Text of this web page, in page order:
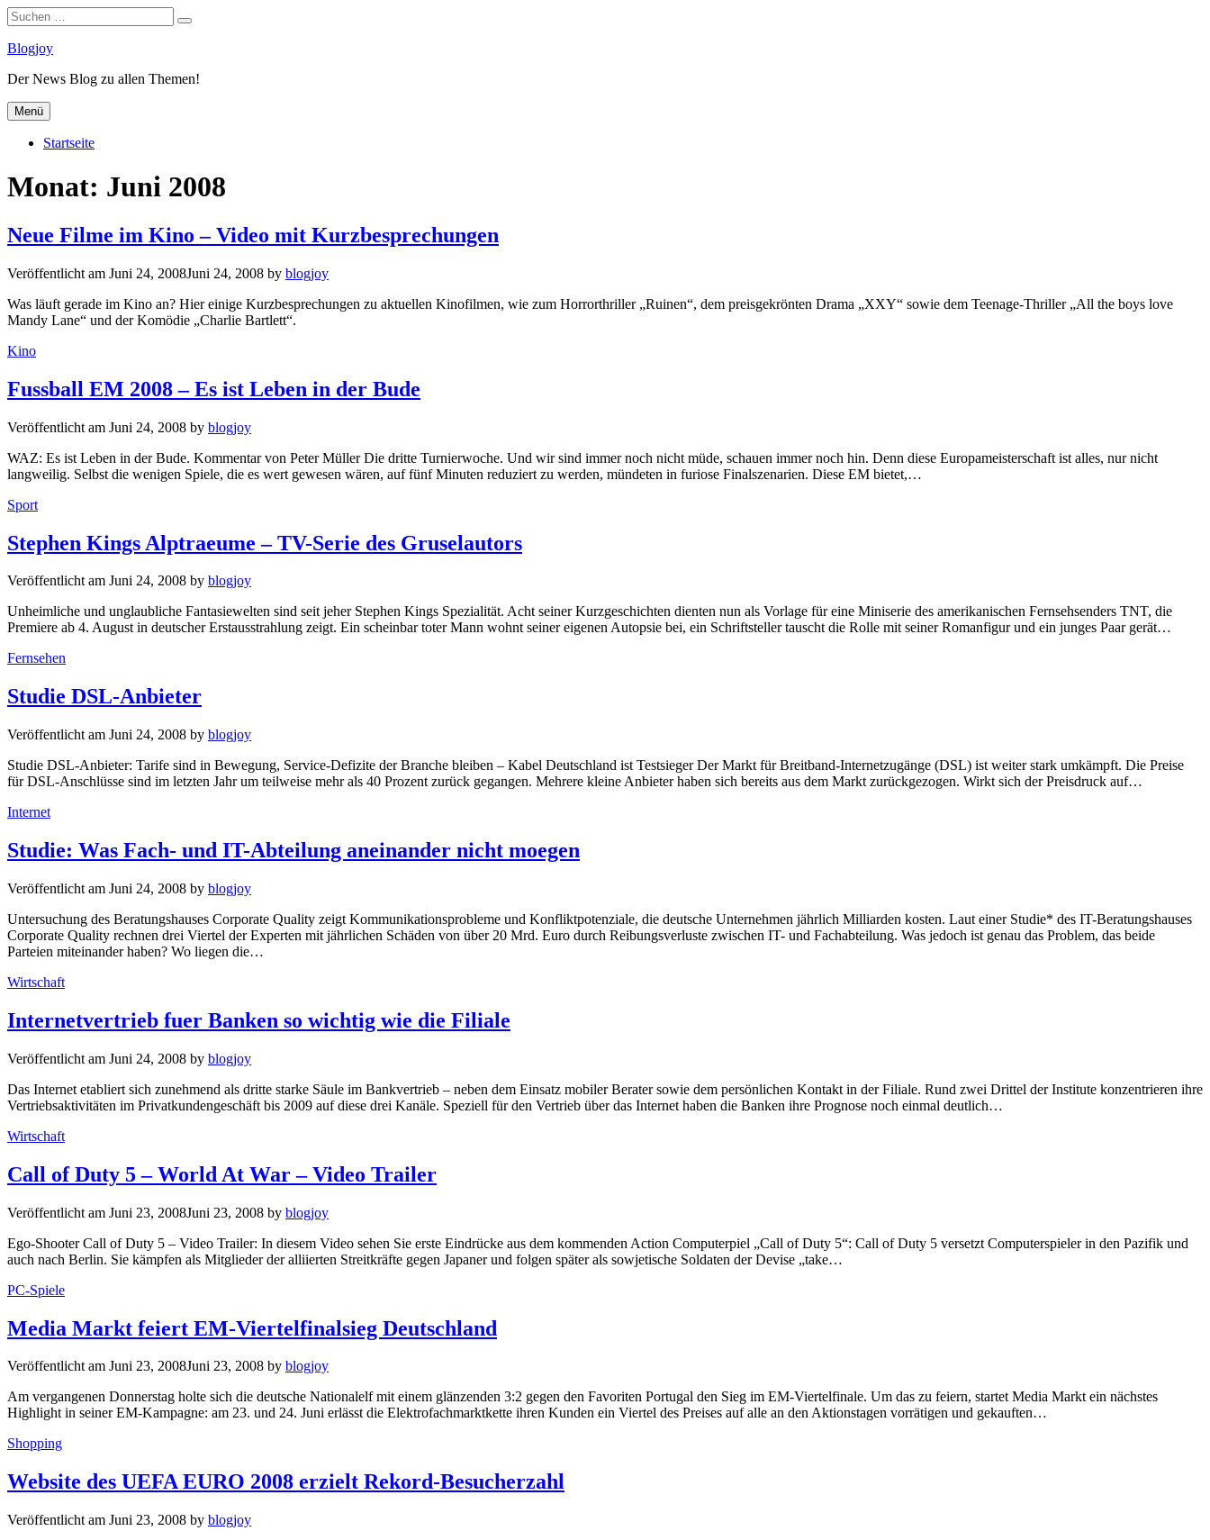
Suchen
nach:
Suchen
Zum
springen
Blogjoy
Der News Blog zu allen Themen!
Menü
Startseite
Monat: Juni 2008
Neue Filme im Kino – Video mit Kurzbesprechungen
Veröffentlicht am Juni 24, 2008Juni 24, 2008 by blogjoy
Was läuft gerade im Kino an? Hier einige Kurzbesprechungen zu aktuellen Kinofilmen, wie zum Horrorthriller „Ruinen“, dem preisgekrönten Drama „XXY“ sowie dem Teenage-Thriller „All the boys love
Mandy Lane“ und der Komödie „Charlie Bartlett“.
Kategorien
Kino
Fussball EM 2008 – Es ist Leben in der Bude
Veröffentlicht am Juni 24, 2008 by blogjoy
WAZ: Es ist Leben in der Bude. Kommentar von Peter Müller Die dritte Turnierwoche. Und wir sind immer noch nicht müde, schauen immer noch hin. Denn diese Europameisterschaft ist alles, nur nicht
langweilig. Selbst die wenigen Spiele, die es wert gewesen wären, auf fünf Minuten reduziert zu werden, mündeten in furiose Finalszenarien. Diese EM bietet,…
Kategorien
Sport
Stephen Kings Alptraeume – TV-Serie des Gruselautors
Veröffentlicht am Juni 24, 2008 by blogjoy
Unheimliche und unglaubliche Fantasiewelten sind seit jeher Stephen Kings Spezialität. Acht seiner Kurzgeschichten dienten nun als Vorlage für eine Miniserie des amerikanischen Fernsehsenders TNT, die
Premiere ab 4. August in deutscher Erstausstrahlung zeigt. Ein scheinbar toter Mann wohnt seiner eigenen Autopsie bei, ein Schriftsteller tauscht die Rolle mit seiner Romanfigur und ein junges Paar gerät…
Kategorien
Fernsehen
Studie DSL-Anbieter
Veröffentlicht am Juni 24, 2008 by blogjoy
Studie DSL-Anbieter: Tarife sind in Bewegung, Service-Defizite der Branche bleiben – Kabel Deutschland ist Testsieger Der Markt für Breitband-Internetzugänge (DSL) ist weiter stark umkämpft. Die Preise
für DSL-Anschlüsse sind im letzten Jahr um teilweise mehr als 40 Prozent zurück gegangen. Mehrere kleine Anbieter haben sich bereits aus dem Markt zurückgezogen. Wirkt sich der Preisdruck auf…
Kategorien
Internet
Studie: Was Fach- und IT-Abteilung aneinander nicht moegen
Veröffentlicht am Juni 24, 2008 by blogjoy
Untersuchung des Beratungshauses Corporate Quality zeigt Kommunikationsprobleme und Konfliktpotenziale, die deutsche Unternehmen jährlich Milliarden kosten. Laut einer Studie* des IT-Beratungshauses
Corporate Quality rechnen drei Viertel der Experten mit jährlichen Schäden von über 20 Mrd. Euro durch Reibungsverluste zwischen IT- und Fachabteilung. Was jedoch ist genau das Problem, das beide
Parteien miteinander haben? Wo liegen die…
Kategorien
Wirtschaft
Internetvertrieb fuer Banken so wichtig wie die Filiale
Veröffentlicht am Juni 24, 2008 by blogjoy
Das Internet etabliert sich zunehmend als dritte starke Säule im Bankvertrieb – neben dem Einsatz mobiler Berater sowie dem persönlichen Kontakt in der Filiale. Rund zwei Drittel der Institute konzentrieren ihre
Vertriebsaktivitäten im Privatkundengeschäft bis 2009 auf diese drei Kanäle. Speziell für den Vertrieb über das Internet haben die Banken ihre Prognose noch einmal deutlich…
Kategorien
Wirtschaft
Call of Duty 5 – World At War – Video Trailer
Veröffentlicht am Juni 23, 2008Juni 23, 2008 by blogjoy
Ego-Shooter Call of Duty 5 – Video Trailer: In diesem Video sehen Sie erste Eindrücke aus dem kommenden Action Computerpiel „Call of Duty 5“: Call of Duty 5 versetzt Computerspieler in den Pazifik und
auch nach Berlin. Sie kämpfen als Mitglieder der alliierten Streitkräfte gegen Japaner und folgen später als sowjetische Soldaten der Devise „take…
Kategorien
PC-Spiele
Media Markt feiert EM-Viertelfinalsieg Deutschland
Veröffentlicht am Juni 23, 2008Juni 23, 2008 by blogjoy
Am vergangenen Donnerstag holte sich die deutsche Nationalelf mit einem glänzenden 3:2 gegen den Favoriten Portugal den Sieg im EM-Viertelfinale. Um das zu feiern, startet Media Markt ein nächstes
Highlight in seiner EM-Kampagne: am 23. und 24. Juni erlässt die Elektrofachmarktkette ihren Kunden ein Viertel des Preises auf alle an den Aktionstagen vorrätigen und gekauften…
Kategorien
Shopping
Website des UEFA EURO 2008 erzielt Rekord-Besucherzahl
Veröffentlicht am Juni 23, 2008 by blogjoy